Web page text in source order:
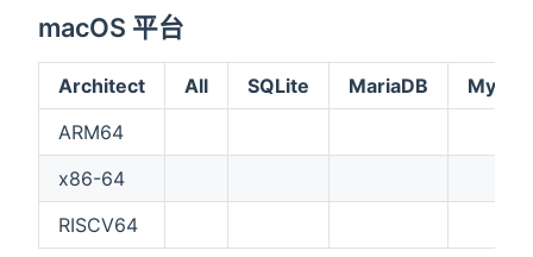
macOS 平台
Architect All SQLite MariaDB
MySQL
ARM64
x86-64
RISCV64